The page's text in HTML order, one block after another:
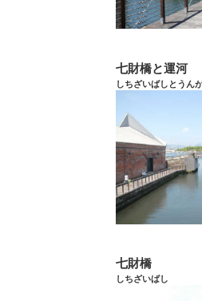
七財橋と運河
しちざいばしとうん
七財橋
しちざいばし